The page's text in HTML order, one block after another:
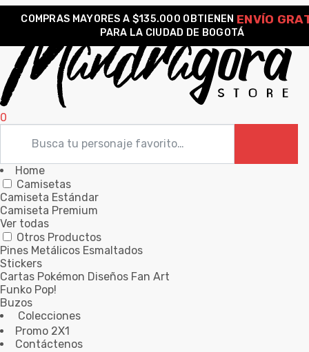
COMPRAS MAYORES A $135.000 OBTIENEN ENVÍO
PARA LA CIUDAD DE BOGOTÁ
0
Home
Camisetas
Camiseta Estándar
Camiseta Premium
Ver todas
Otros Productos
Pines Metálicos Esmaltados
Stickers
Cartas Pokémon Diseños Fan Art
Funko Pop!
Buzos
Colecciones
Promo 2X1
Contáctenos